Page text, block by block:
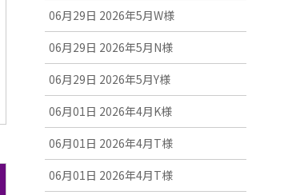
06月29日 2026年5月W様
06月29日 2026年5月N様
06月29日 2026年5月Y様
06月01日 2026年4月K様
06月01日 2026年4月T様
06月01日 2026年4月T様